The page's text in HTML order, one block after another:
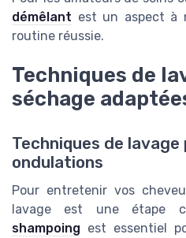
démêlant est un aspect à
routine réussie.
Techniques de
séchage
Techniques de
ondulations
Pour entretenir vos
lavage est une étape
shampoing est essentiel